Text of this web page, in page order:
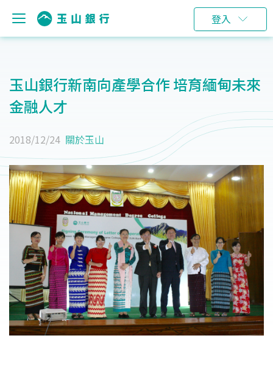
登入
玉山銀行新南向產學合作 培育緬甸未來
金融人才
2018/12/24 關於玉山